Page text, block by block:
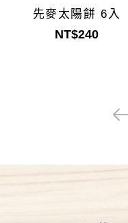
先麥太陽餅 6入
NT$240